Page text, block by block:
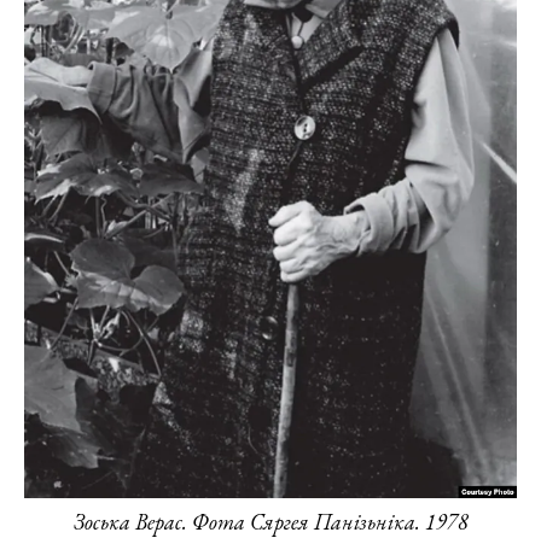
Зоська Верас. Фота Сяргея Панізьніка. 1978